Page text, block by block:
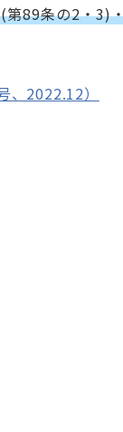
第89条の2・3)
2022.12）